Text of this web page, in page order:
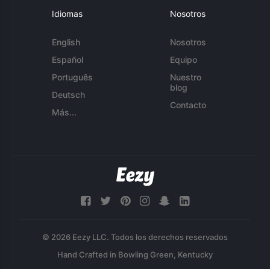
Idiomas
English
Español
Português
Deutsch
Más...
Nosotros
Nosotros
Equipo
Nuestro
blog
Contacto
© 2026 Eezy LLC. Todos los derechos reservados